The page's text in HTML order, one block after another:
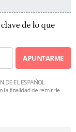
de lo que
APUNTARME
DE EL ESPAÑOL
la finalidad de remitirle